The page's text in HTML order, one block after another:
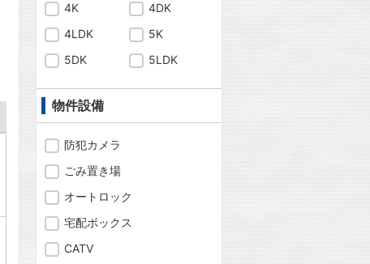
お問合わせ
お問合わせ
4K
4DK
4LDK
5K
5DK
5LDK
物件設備
防犯カメラ
ごみ置き場
オートロック
宅配ボックス
CATV